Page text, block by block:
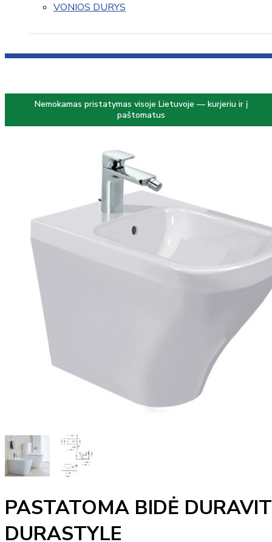
VONIOS DURYS
Nemokamas pristatymas visoje Lietuvoje — kurjeriu ir į
paštomatus
PASTATOMA BIDĖ DURAVIT
DURASTYLE